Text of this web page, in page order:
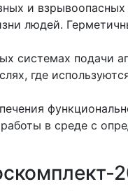
и
людей.
системах подачи
где
в среде с